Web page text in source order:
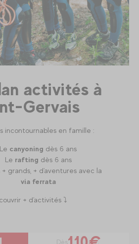
activités à
Gervais
incontournables en famille :
Le canyoning dès 6 ans
Le rafting dès 6 ans
+ grands, + d'aventures avec la
via ferrata
+ d'activités ⤵️
Dès